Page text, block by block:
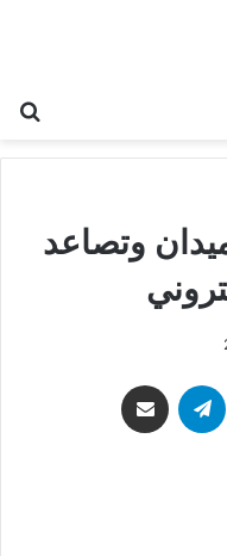
وتصاعد
واتساب تيلقرام